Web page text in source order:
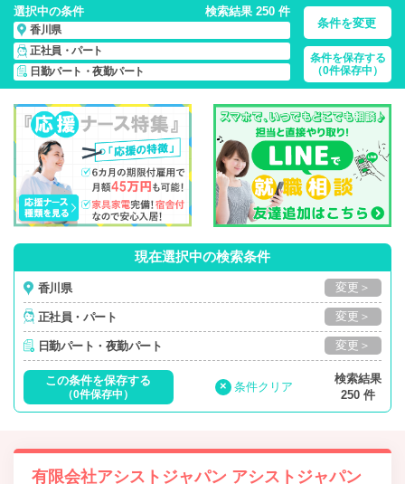
選択中の条件 検索結果 250 件
香川県
正社員・パート
日勤パート・夜勤パート
条件を変更
条件を保存する
（0件保存中）
香川県/日勤パート・夜勤パート/正社員・パート
の 看護師求
人・派遣・転職・募集一覧
現在選択中の検索条件
香川県 変更＞
正社員・パート 変更＞
日勤パート・夜勤パート 変更＞
この条件を保存する
（0件保存中）
× 条件クリア
検索結果
250 件
有限会社アシストジャパン アシストジャパン